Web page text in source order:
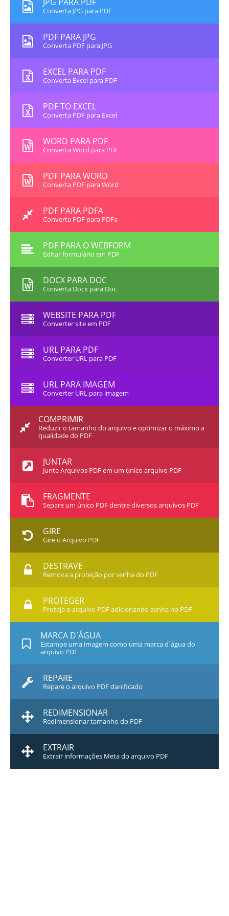
Converta JPG para PDF
PDF PARA JPG
Converta PDF para JPG
EXCEL PARA PDF
Converta Excel para PDF
PDF TO EXCEL
Converta PDF para Excel
WORD PARA PDF
Converta Word para PDF
PDF PARA WORD
Converta PDF para Word
PDF PARA PDFA
Converta PDF para PDFa
PDF PARA O WEBFORM
Editar formulário em PDF
DOCX PARA DOC
Converta Docx para Doc
WEBSITE PARA PDF
Converter site em PDF
URL PARA PDF
Converter URL para PDF
URL PARA IMAGEM
Converter URL para imagem
COMPRIMIR
Reduzir o tamanho do arquivo e optimizar o máximo a
qualidade do PDF
JUNTAR
Junte Arquivos PDF em um único arquivo PDF
FRAGMENTE
Separe um único PDF dentre diversos arquivos PDF
GIRE
Gire o Arquivo PDF
DESTRAVE
Remova a proteção por senha do PDF
PROTEGER
Proteja o arquivo PDF adicionando senha no PDF
MARCA D`ÁGUA
Estampe uma imagem como uma marca d`água do
arquivo PDF
REPARE
Repare o arquivo PDF danificado
REDIMENSIONAR
Redimensionar tamanho do PDF
EXTRAIR
Extrair informações Meta do arquivo PDF